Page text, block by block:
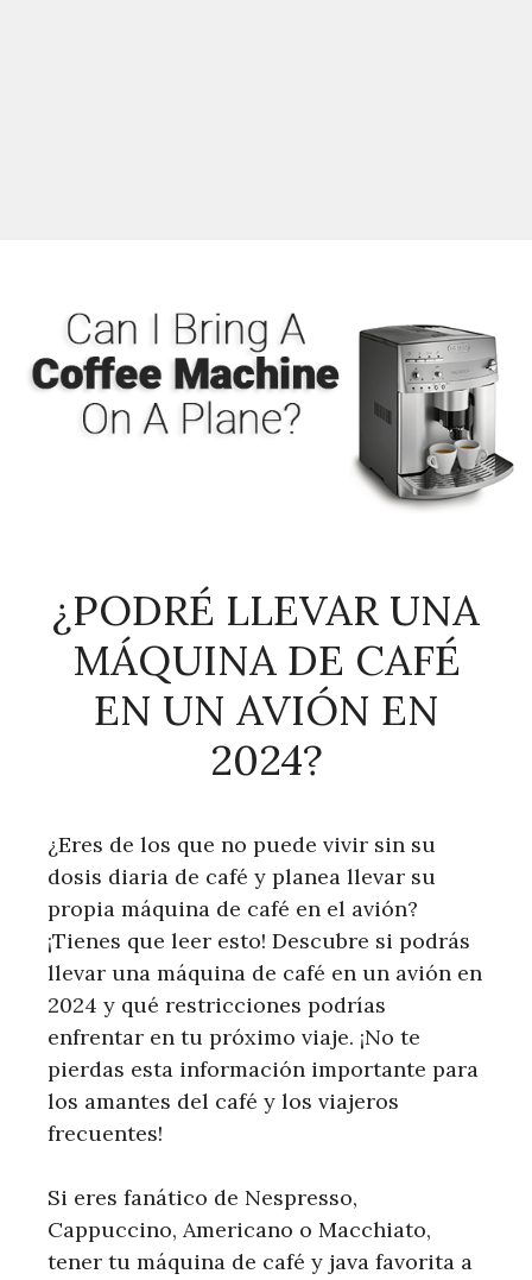
¿PODRÉ LLEVAR UNA
MÁQUINA DE CAFÉ
EN UN AVIÓN EN
2024?
¿Eres de los que no puede vivir sin su
dosis diaria de café y planea llevar su
propia máquina de café en el avión?
¡Tienes que leer esto! Descubre si podrás
llevar una máquina de café en un avión en
2024 y qué restricciones podrías
enfrentar en tu próximo viaje. ¡No te
pierdas esta información importante para
los amantes del café y los viajeros
frecuentes!
Si eres fanático de Nespresso,
Cappuccino, Americano o Macchiato,
tener tu máquina de café y java favorita a